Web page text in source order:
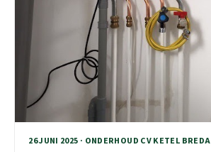
26 JUNI 2025 · ONDERHOUD CV KETEL BREDA